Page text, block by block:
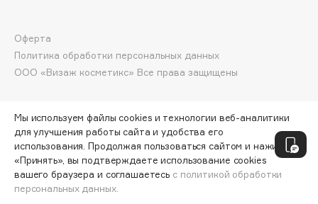
DP Daily Perfection
Dr. Vranjes Firenze
Dr.Althea
Dr.Jart+
DSD de Luxe
СООБЩИТЬ О ПОСТУПЛЕНИИ
ООО «Визаж косметикс» Все права защищены
Оферта
Политика обработки персональных данных
Мы используем файлы cookies и технологии веб-аналитики
для улучшения работы сайта и удобства его
использования. Продолжая пользоваться сайтом и нажимая
«Принять», вы подтверждаете использование cookies
вашего браузера и соглашаетесь с политикой обработки
персональных данных.